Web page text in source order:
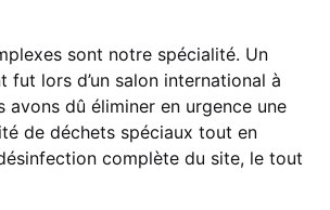
sont notre spécialité. Un
fut lors d’un salon international à
avons dû éliminer en urgence une
de déchets spéciaux tout en
complète du site, le tout